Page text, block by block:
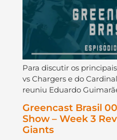
Para discutir os
vs Chargers e do
reuniu Eduardo
Greencast Brasil
Show – Week 3
Giants